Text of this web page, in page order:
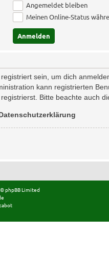
Angemeldet bleiben
Meinen Online-Status
sein, um dich
kann registrierten
Bitte beachte auch
phpBB Limited